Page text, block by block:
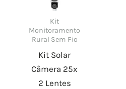
Kit
Monitoramento
Rural Sem Fio
Kit Solar
Câmera 25x
2 Lentes